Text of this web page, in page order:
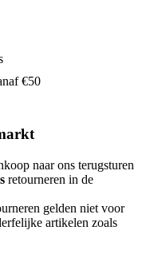
€50
naar ons terugsturen
retourneren in de
gelden niet voor
artikelen zoals